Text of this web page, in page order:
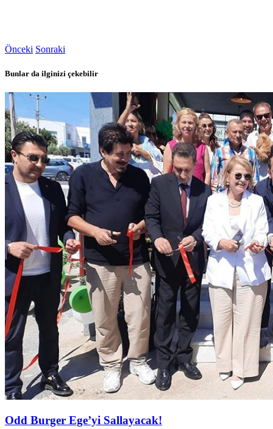
Önceki Sonraki
Bunlar da ilginizi çekebilir
Odd Burger Ege’yi Sallayacak!